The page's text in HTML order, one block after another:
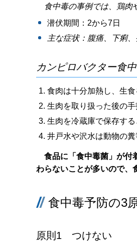
食中毒の事例では、鶏肉
潜伏期間：2から7日
主な症状：腹痛、下痢
カンピロバクター食
食肉は十分加熱し、生食
生肉を取り扱った後の
生肉を冷蔵庫で保存す
井戸水や沢水は動物の
食品に「食中毒菌」が付
わらないことが多いので、
食中毒予防の3
原則1 つけない